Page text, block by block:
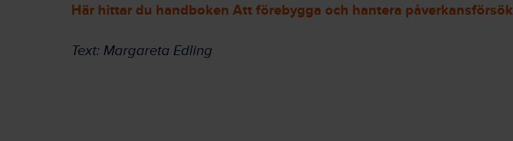
Här hittar du handboken Att förebygga och hantera påverkansförsök
Text: Margareta Edling